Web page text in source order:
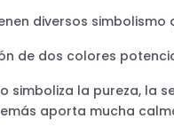
diversos
de dos colores
simboliza la pureza, la
aporta mucha